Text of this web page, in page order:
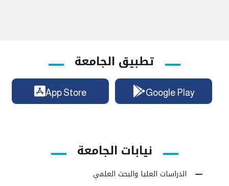
تطبيق الجامعة
Google Play
App Store
نيابات الجامعة
الدراسات العليا والبحث العلمي